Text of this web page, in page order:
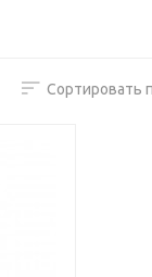
Сортировать